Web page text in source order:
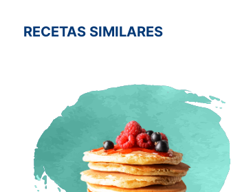
RECETAS SIMILARES